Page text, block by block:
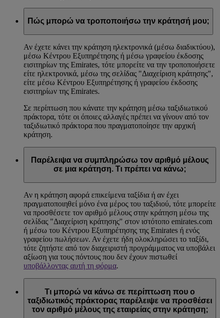
Πώς μπορώ να τροποποιήσω την κράτησή μου;
Αν έχετε κάνει την κράτηση ηλεκτρονικά (μέσω διαδικτύου),
μέσω Κέντρου Εξυπηρέτησης ή μέσω γραφείου έκδοσης
εισιτηρίων της Emirates, τότε μπορείτε να την τροποποιήσετε
είτε ηλεκτρονικά, μέσω της σελίδας "Διαχείριση κράτησης",
είτε μέσω Κέντρου Εξυπηρέτησης ή γραφείου έκδοσης
εισιτηρίων της Emirates.
Σε περίπτωση που κάνατε την κράτηση μέσω ταξιδιωτικού
πράκτορα, τότε οι όποιες αλλαγές πρέπει να γίνουν από τον
ταξιδιωτικό πράκτορα που πραγματοποίησε την αρχική
κράτηση.
Παρέλειψα να συμπληρώσω τον αριθμό μέλους
σε μια κράτηση. Τι πρέπει να κάνω;
Αν η κράτηση αφορά επικείμενα ταξίδια ή αν έχει
πραγματοποιηθεί μόνο ένα μέρος του ταξιδιού, τότε μπορείτε
να προσθέσετε τον αριθμό μέλους στην κράτηση μέσω της
σελίδας "Διαχείριση κράτησης" στον ιστότοπο emirates.com
ή μέσω του Κέντρου Εξυπηρέτησης της Emirates ή ενός
γραφείου πωλήσεων. Αν έχετε ήδη ολοκληρώσει το ταξίδι,
τότε ζητήστε από τον διαχειριστή προγράμματος να υποβάλει
αξίωση για τους πόντους που δεν έχουν πιστωθεί
υποβάλλοντας αυτή τη φόρμα.
Τι μπορώ να κάνω σε περίπτωση που ο
ταξιδιωτικός πράκτορας παρέλειψε να προσθέσει
τον αριθμό μέλους της εταιρείας στην κράτηση;